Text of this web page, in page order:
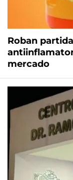
Roban
mercado